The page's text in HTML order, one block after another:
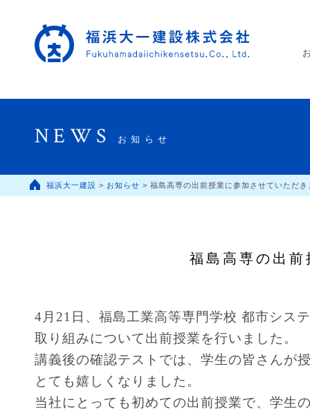
NEWS お知らせ
福浜大一建設 > お知らせ >福島高専の出前授業に参加させていただ
福島高専の出
4月21日、福島工業高等専門学校 都市シス
取り組みについて出前授業を行いました。
講義後の確認テストでは、学生の皆さんが
とても嬉しくなりました。
当社にとっても初めての出前授業で、学生